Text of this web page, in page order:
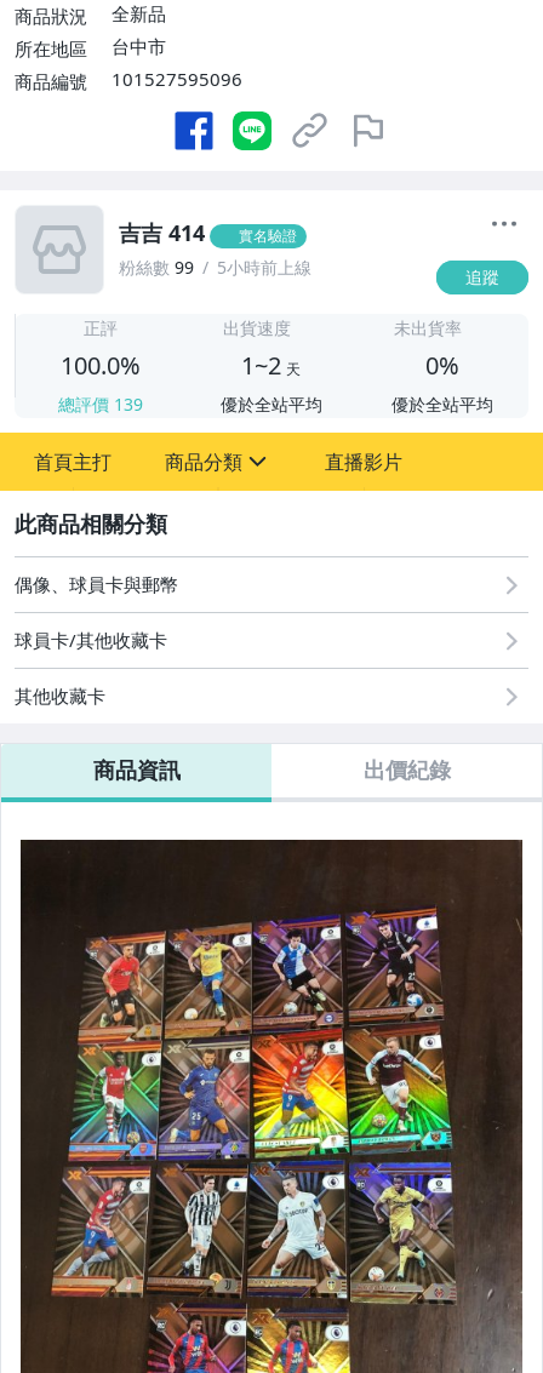
商品狀況
全新品
所在地區
台中市
商品編號
101527595096
吉吉 414 實名驗證
粉絲數 99 5小時前上線 追蹤
正評
100.0%
總評價 139
出貨速度
1~2 天
優於全站平均
未出貨率
0%
優於全站平均
首頁主打 商品分類
偶像、球員卡與郵幣
直播影片
偶像、球員卡與郵幣
球員卡/其他收藏卡
其他收藏卡
商品資訊 出價紀錄